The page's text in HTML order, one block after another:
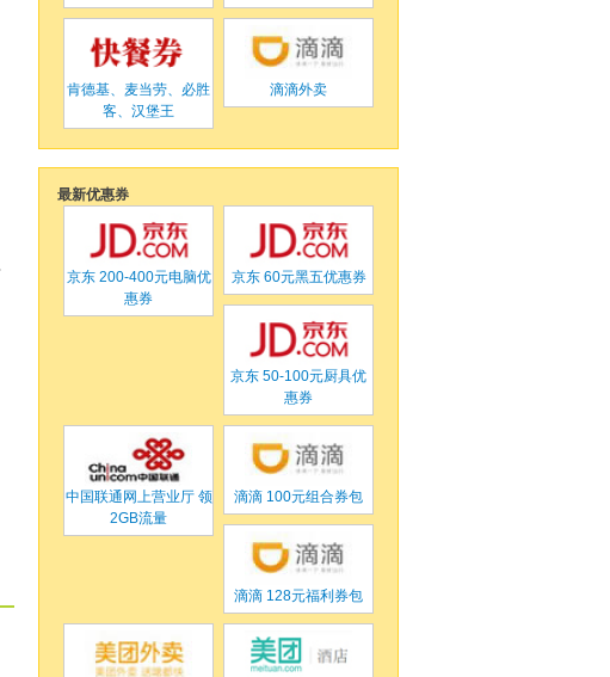
肯德基、麦当劳、必胜
客、汉堡王
滴滴外卖
最新优惠券
京东 200-400元电脑优
惠券
京东 60元黑五优惠券
京东50-100元厨具优
惠券
中国联通网上营业厅 领
2GB流量
滴滴 100元组合券包
滴滴 128元福利券包